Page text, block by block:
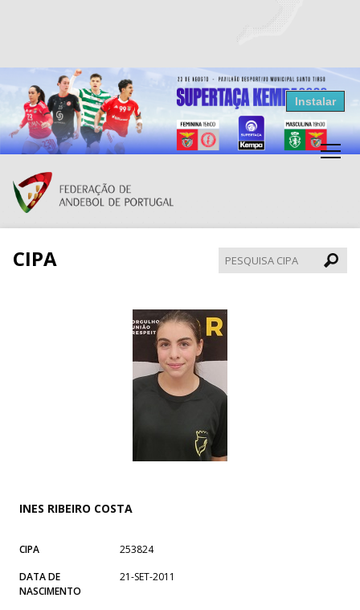
Resultados Andebol
Federação de Andebol de Portugal
Grátis - Disponivel na Play Store
Instalar
CIPA
CIPA
INES RIBEIRO COSTA
CIPA
253824
DATA DE
NASCIMENTO
21-SET-2011